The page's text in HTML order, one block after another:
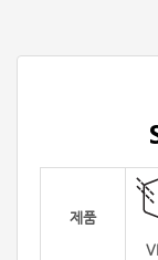
제품